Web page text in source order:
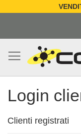
Login
Clienti registrati